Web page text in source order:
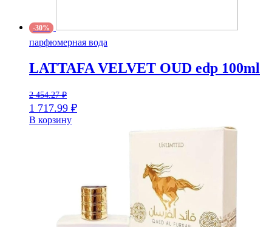
-30%
парфюмерная вода
LATTAFA VELVET OUD edp 100ml
2 454.27₽
1 717.99 ₽
В корзину